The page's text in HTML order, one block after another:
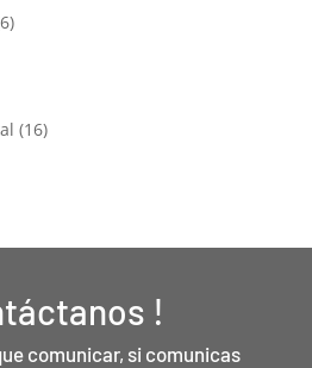
(16)
!
comunicar, si comunicas